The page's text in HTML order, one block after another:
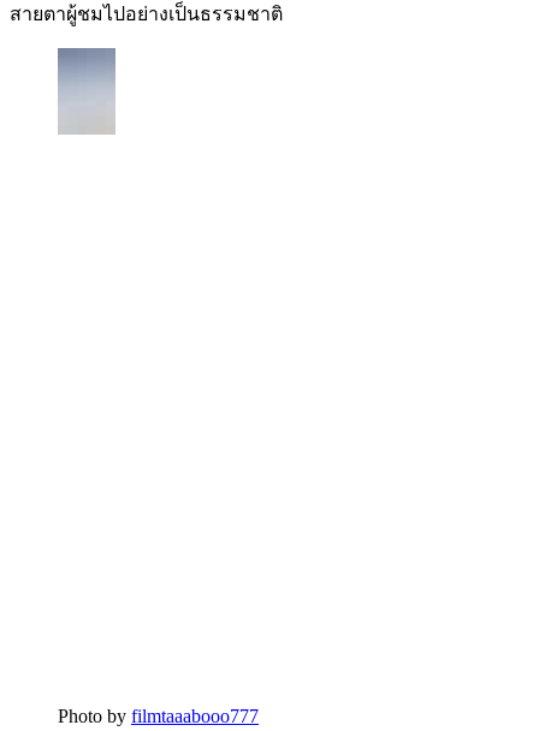
สายตาผู้ชมไปอย่างเป็นธรรมชาติ
Photo by filmtaaabooo777